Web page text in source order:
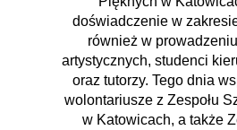
doświadczenie w
również w
artystycznych, studenci
oraz tutorzy. Tego dnia
wolontariusze z Zespołu
w Katowicach, a także